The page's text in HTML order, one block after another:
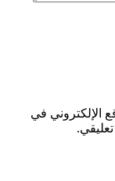
الإلكتروني في